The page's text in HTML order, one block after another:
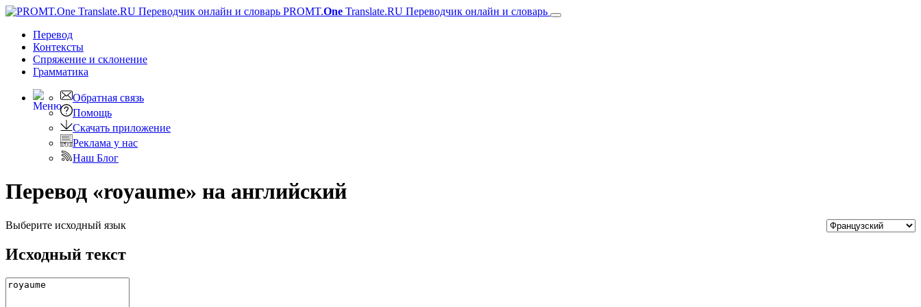
PROMT.One Translate.RU Переводчик онлайн и словарь
Перевод
Контексты
Спряжение и склонение
Грамматика
Обратная связь
Помощь
Скачать приложение
Реклама у нас
Наш Блог
Перевод «royaume» на английский
Выберите исходный язык
Исходный текст